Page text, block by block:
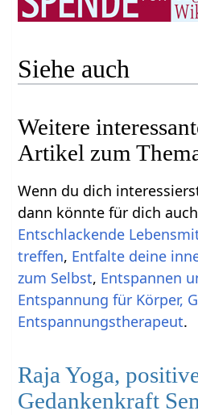
Siehe auch
Weitere
Artikel zum
Wenn du dich
dann könnte für dich
Entschlackende
treffen, Entfalte deine
zum Selbst, Entspannen
Entspannung für Körper,
Entspannungstherapeut.
Raja Yoga,
Gedankenkraft